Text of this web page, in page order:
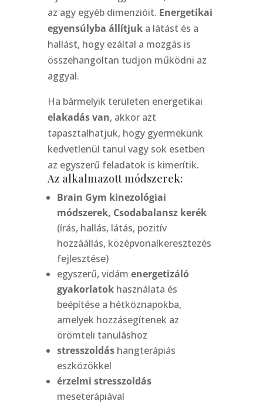
az agy egyéb dimenzióit. Energetikai
egyensúlyba állítjuka látást és a
hallást, hogy ezáltal a mozgás is
összehangoltan tudjon működni az
aggyal.
Ha bármelyik területen energetikai
elakadás van, akkor azt
tapasztalhatjuk, hogy gyermekünk
kedvetlenül tanul vagy sok esetben
az egyszerű feladatok is kimerítik.
Az alkalmazott módszerek:
Brain Gym kinezológiai
módszerek, Csodabalansz kerék
(írás, hallás, látás, pozitív
hozzáállás, középvonalkeresztezés
fejlesztése)
egyszerű, vidám energetizáló
gyakorlatokhasználata és
beépítése a hétköznapokba,
amelyek hozzásegítenek az
örömteli tanuláshoz
stresszoldáshangterápiás
eszközökkel
érzelmi stresszoldás
meseterápiával